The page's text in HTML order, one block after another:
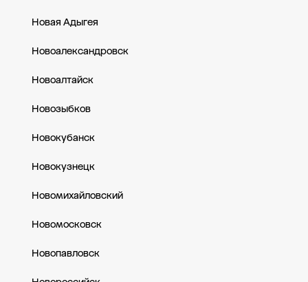
Новая Адыгея
Новоалександровск
Новоалтайск
Новозыбков
Новокубанск
Новокузнецк
Новомихайловский
Новомосковск
Новопавловск